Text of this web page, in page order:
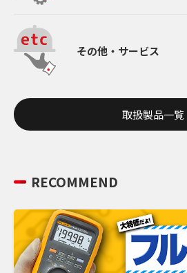
その他・サービス
取扱製品一覧
RECOMMEND